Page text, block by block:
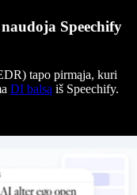
Speechify
tapo pirmąja, kuri
DI balsą iš Speechify.